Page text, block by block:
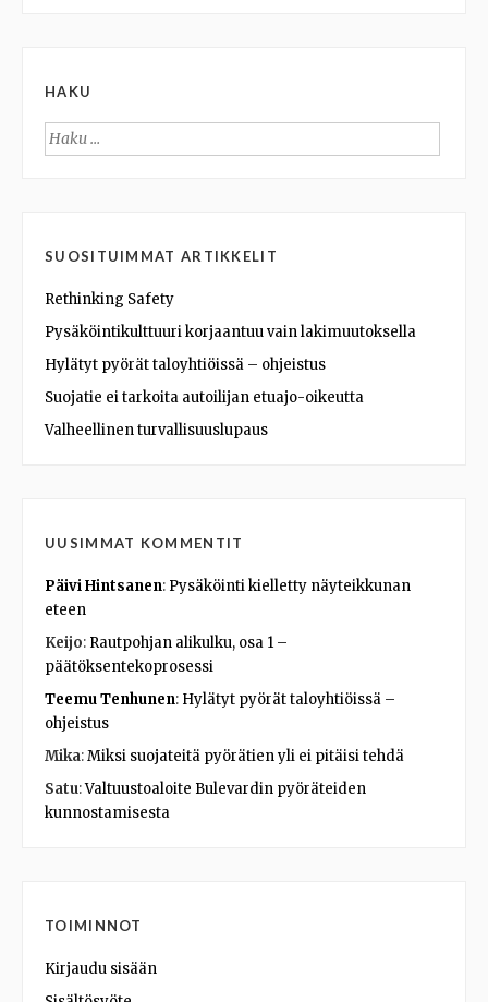
HAKU
Haku:
SUOSITUIMMAT ARTIKKELIT
Rethinking Safety
Pysäköintikulttuuri korjaantuu vain lakimuutoksella
Hylätyt pyörät taloyhtiöissä – ohjeistus
Suojatie ei tarkoita autoilijan etuajo-oikeutta
Valheellinen turvallisuuslupaus
UUSIMMAT KOMMENTIT
Päivi Hintsanen: Pysäköinti kielletty näyteikkunan
eteen
Keijo: Rautpohjan alikulku, osa 1 –
päätöksentekoprosessi
Teemu Tenhunen: Hylätyt pyörät taloyhtiöissä –
ohjeistus
Mika:Miksi suojateitä pyörätien yli ei pitäisi tehdä
Satu:Valtuustoaloite Bulevardin pyöräteiden
kunnostamisesta
TOIMINNOT
Kirjaudu sisään